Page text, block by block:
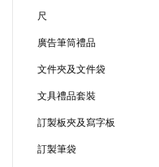
尺
廣告筆筒禮品
文件夾及文件袋
文具禮品套裝
訂製板夾及寫字板
訂製筆袋